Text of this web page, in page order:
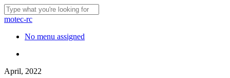
Skip
to
content
Close
motec-rc
Menu
No menu assigned
April, 2022